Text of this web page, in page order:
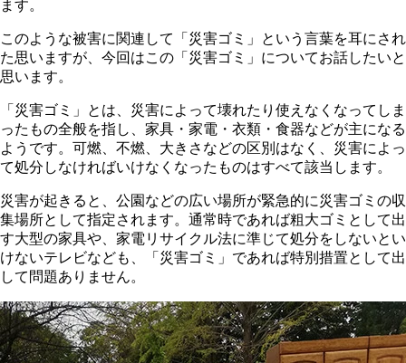
ます。
このような被害に関連して「災害ゴミ」という言葉を耳にされ
た思いますが、今回はこの「災害ゴミ」についてお話したいと
思います。
「災害ゴミ」とは、災害によって壊れたり使えなくなってしま
ったもの全般を指し、家具・家電・衣類・食器などが主になる
ようです。可燃、不燃、大きさなどの区別はなく、災害によっ
て処分しなければいけなくなったものはすべて該当します。
災害が起きると、公園などの広い場所が緊急的に災害ゴミの収
集場所として指定されます。通常時であれば粗大ゴミとして出
す大型の家具や、家電リサイクル法に準じて処分をしないとい
けないテレビなども、「災害ゴミ」であれば特別措置として出
して問題ありません。